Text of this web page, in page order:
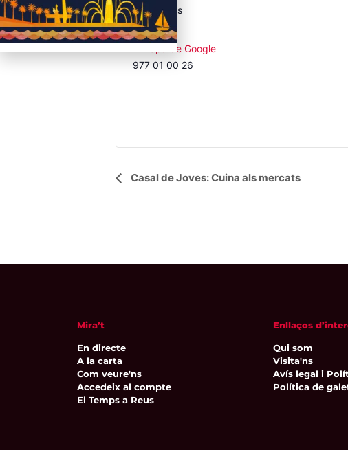
Reus
Reus
Spain
+ Mapa de Google
977 01 00 26
Navegació
Casal de Joves: Cuina als mercats
Mira’t
En directe
A la carta
Com veure'ns
Accedeix al compte
El Temps a Reus
Enllaços
Qui som
Visita'ns
Avís legal i
Política de